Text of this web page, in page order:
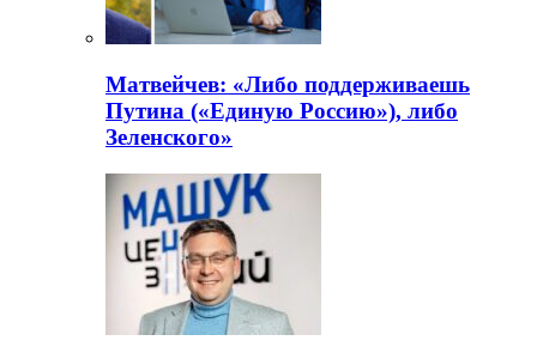
Матвейчев: «Либо поддерживаешь
Путина («Единую Россию»), либо
Зеленского»